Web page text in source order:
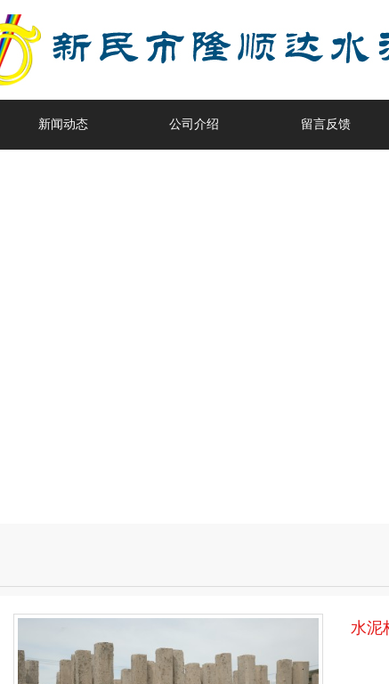
新闻动态 公司介绍 留言反馈
水泥